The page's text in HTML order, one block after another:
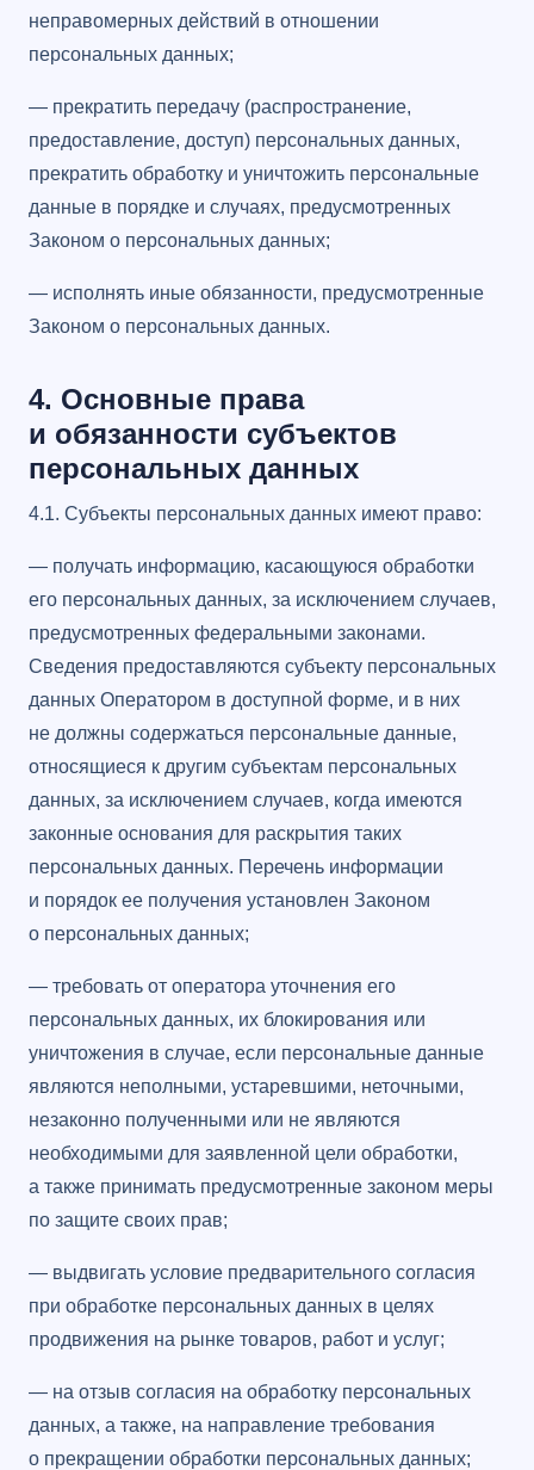
неправомерных действий в отношении
персональных данных;
— прекратить передачу (распространение,
предоставление, доступ) персональных данных,
прекратить обработку и уничтожить персональные
данные в порядке и случаях, предусмотренных
Законом о персональных данных;
— исполнять иные обязанности, предусмотренные
Законом о персональных данных.
4. Основные права
и обязанности субъектов
персональных данных
4.1. Субъекты персональных данных имеют право:
— получать информацию, касающуюся обработки
его персональных данных, за исключением случаев,
предусмотренных федеральными законами.
Сведения предоставляются субъекту персональных
данных Оператором в доступной форме, и в них
не должны содержаться персональные данные,
относящиеся к другим субъектам персональных
данных, за исключением случаев, когда имеются
законные основания для раскрытия таких
персональных данных. Перечень информации
и порядок ее получения установлен Законом
о персональных данных;
— требовать от оператора уточнения его
персональных данных, их блокирования или
уничтожения в случае, если персональные данные
являются неполными, устаревшими, неточными,
незаконно полученными или не являются
необходимыми для заявленной цели обработки,
а также принимать предусмотренные законом меры
по защите своих прав;
— выдвигать условие предварительного согласия
при обработке персональных данных в целях
продвижения на рынке товаров, работ и услуг;
— на отзыв согласия на обработку персональных
данных, а также, на направление требования
о прекращении обработки персональных данных;